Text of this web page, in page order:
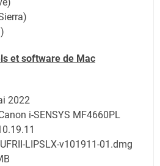
et software de Mac
2022
i-SENSYS MF4660PL
LIPSLX-v101911-01.dmg